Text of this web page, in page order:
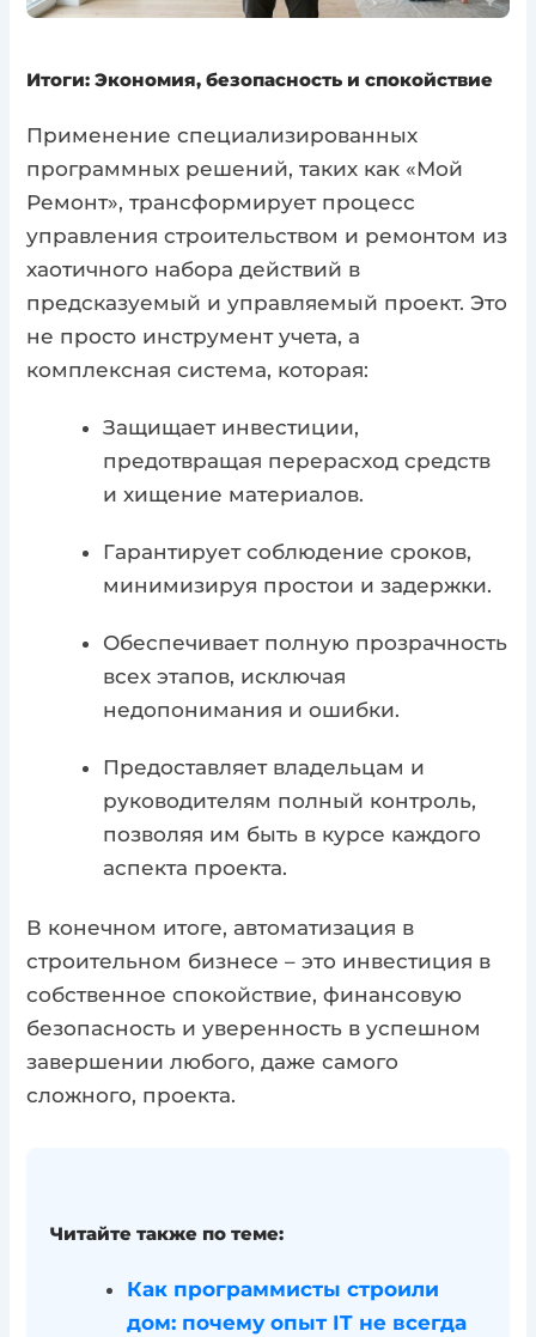
Итоги: Экономия, безопасность и спокойствие
Применение специализированных
программных решений, таких как «Мой
Ремонт», трансформирует процесс
управления строительством и ремонтом из
хаотичного набора действий в
предсказуемый и управляемый проект. Это
не просто инструмент учета, а
комплексная система, которая:
Защищает инвестиции,
предотвращая перерасход средств
и хищение материалов.
Гарантирует соблюдение сроков,
минимизируя простои и задержки.
Обеспечивает полную прозрачность
всех этапов, исключая
недопонимания и ошибки.
Предоставляет владельцам и
руководителям полный контроль,
позволяя им быть в курсе каждого
аспекта проекта.
В конечном итоге, автоматизация в
строительном бизнесе – это инвестиция в
собственное спокойствие, финансовую
безопасность и уверенность в успешном
завершении любого, даже самого
сложного, проекта.
Читайте также по теме:
Как программисты строили
дом: почему опыт IT не всегда